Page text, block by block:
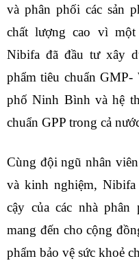
và phân phối các sản
chất lượng cao vì
Nibifa đã đầu tư xây
phẩm tiêu chuẩn
phố Ninh Bình và hệ
chuẩn GPP trong cả
Cùng đội ngũ nhân
và kinh nghiệm,
cậy của các nhà
mang đến cho cộng
phẩm bảo vệ sức khoẻ